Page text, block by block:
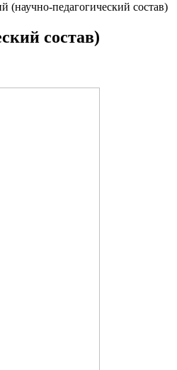
(научно-педагогический состав)
состав)